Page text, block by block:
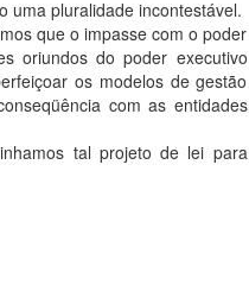
uma pluralidade incontestável.
que o impasse com o poder
oriundos do poder executivo
os modelos de gestão
com as entidades
tal projeto de lei para